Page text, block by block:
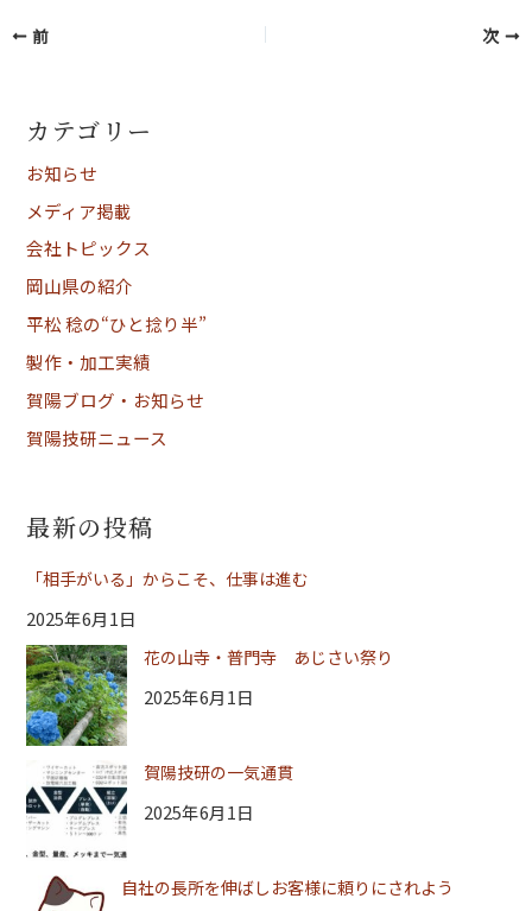
前 次
カテゴリー
お知らせ
メディア掲載
会社トピックス
岡山県の紹介
平松 稔の“ひと捻り半”
製作・加工実績
賀陽ブログ・お知らせ
賀陽技研ニュース
最新の投稿
「相手がいる」からこそ、仕事は進む
2025年6月1日
花の山寺・普門寺 あじさい祭り
2025年6月1日
賀陽技研の一気通貫
2025年6月1日
自社の長所を伸ばしお客様に頼りにされよう